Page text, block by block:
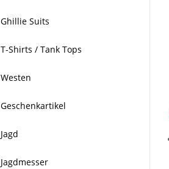
Ghillie Suits
T-Shirts / Tank Tops
Westen
Geschenkartikel
Jagd
Jagdmesser